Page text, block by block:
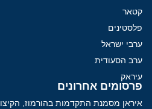
קטאר
פלסטינים
ערבי ישראל
ערב הסעודית
עיראק
פרסומים אחרונים
איראן מסמנת התקדמות בהורמוז,